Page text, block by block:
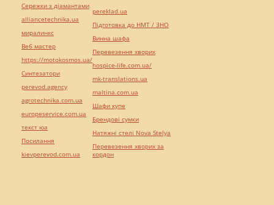
Сережки з діамантами
alliancetechnika.ua
миралинкс
Веб мастер
https://motokosmos.ua/
Синтезатори
perevod.agency
agrotechnika.com.ua
europeservice.com.ua
текст юа
Посилання
kievperevod.com.ua
pereklad.ua
Підготовка до НМТ / ЗНО
Винна шафа
Перевезення хворих
hospice-life.com.ua/
mk-translations.ua
maltina.com.ua
Шафи купе
Брендові сумки
Натяжні стелі Nova Stelya
Перевезення хворих за
кордон